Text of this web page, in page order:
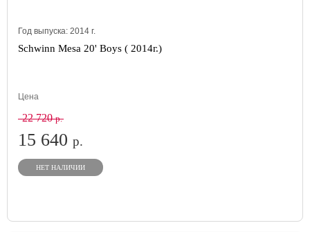
Год выпуска: 2014 г.
Schwinn Mesa 20' Boys ( 2014г.)
Цена
22 720р.
15 640 р.
НЕТ НАЛИЧИИ